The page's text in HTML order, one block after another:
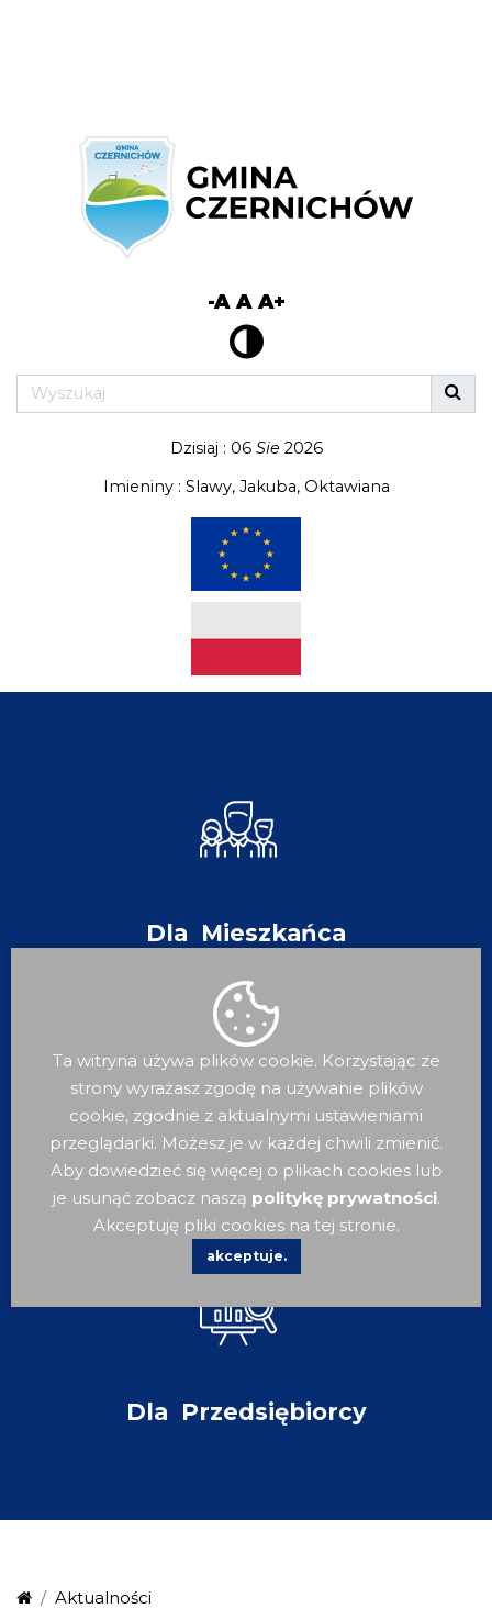
-AAA+
Dzisiaj : 06 Sie 2026
Imieniny : Slawy, Jakuba, Oktawiana
Dla Mieszkańca
DlaTurysty
Dla Przedsiębiorcy
Aktualności
Ta witryna używa plików cookie. Korzystając ze
strony wyrażasz zgodę na używanie plików
cookie, zgodnie z aktualnymi ustawieniami
przeglądarki. Możesz je w każdej chwili zmienić.
Aby dowiedzieć się więcej o plikach cookies lub
je usunąć zobacz naszą politykę prywatności.
Akceptuję pliki cookies na tej stronie.
akceptuje.